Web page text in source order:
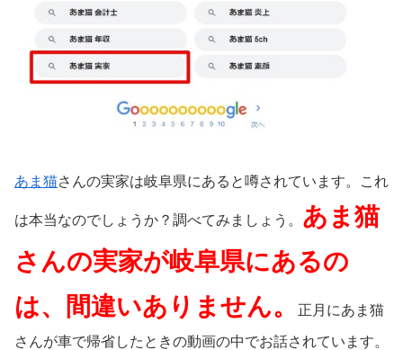
あま猫さんの実家は岐阜県にあると噂されています。これ
は本当なのでしょうか？調べてみましょう。 あま猫
さんの実家が岐阜県にあるの
は、間違いありません。
正月にあま猫
さんが車で帰省したときの動画の中でお話されています。